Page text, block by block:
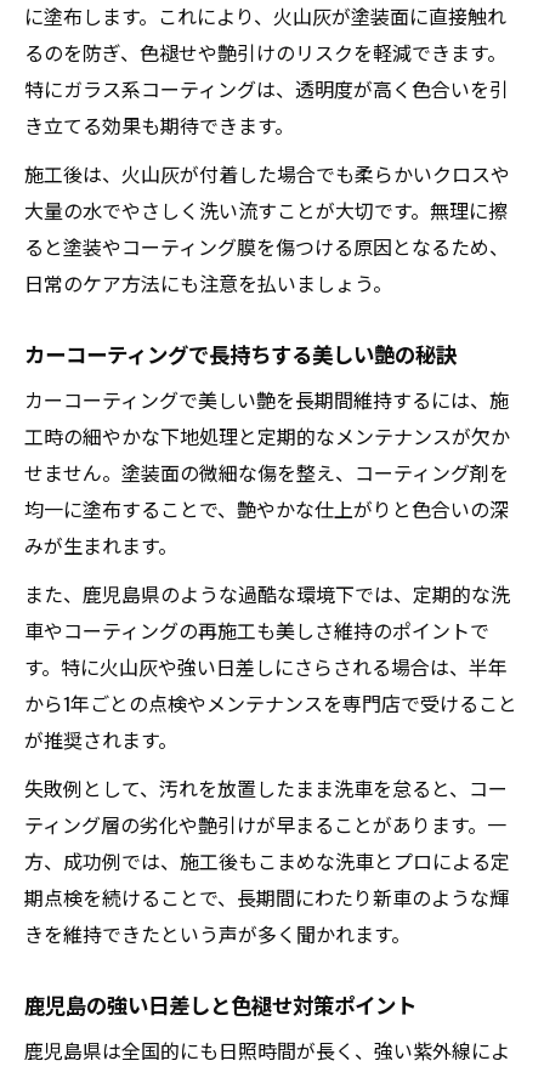
カーコーティングで色合いを美しく保つ方
法
鹿児島県特有の施工ポイントを解説
艶やかさを長持ちさせるメンテナンス術
色褪せを防ぐ下地処理の重要性とは
施工店選びで失敗しないための基準
に塗布します。これにより、火山灰が塗装面に直接触れ
るのを防ぎ、色褪せや艶引けのリスクを軽減できます。
特にガラス系コーティングは、透明度が高く色合いを引
き立てる効果も期待できます。
施工後は、火山灰が付着した場合でも柔らかいクロスや
大量の水でやさしく洗い流すことが大切です。無理に擦
ると塗装やコーティング膜を傷つける原因となるため、
日常のケア方法にも注意を払いましょう。
カーコーティングで長持ちする美しい艶の秘訣
カーコーティングで美しい艶を長期間維持するには、施
工時の細やかな下地処理と定期的なメンテナンスが欠か
せません。塗装面の微細な傷を整え、コーティング剤を
均一に塗布することで、艶やかな仕上がりと色合いの深
みが生まれます。
また、鹿児島県のような過酷な環境下では、定期的な洗
車やコーティングの再施工も美しさ維持のポイントで
す。特に火山灰や強い日差しにさらされる場合は、半年
から1年ごとの点検やメンテナンスを専門店で受けること
が推奨されます。
失敗例として、汚れを放置したまま洗車を怠ると、コー
ティング層の劣化や艶引けが早まることがあります。一
方、成功例では、施工後もこまめな洗車とプロによる定
期点検を続けることで、長期間にわたり新車のような輝
きを維持できたという声が多く聞かれます。
鹿児島の強い日差しと色褪せ対策ポイント
鹿児島県は全国的にも日照時間が長く、強い紫外線によ